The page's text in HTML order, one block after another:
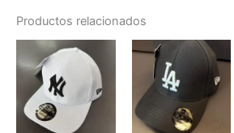
Productos relacionados